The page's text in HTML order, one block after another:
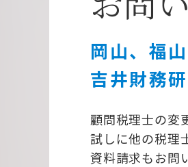
岡山、福
吉井財務
顧問税理士の変
試しに他の税理
資料請求もお問